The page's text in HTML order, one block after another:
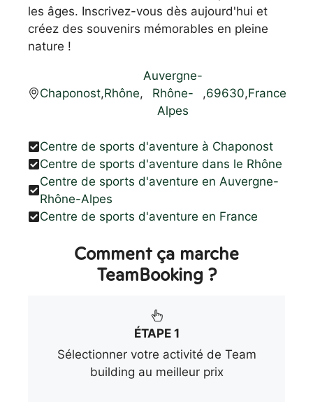
les âges. Inscrivez-vous dès aujourd'hui et
créez des souvenirs mémorables en pleine
nature !
Chaponost,Rhône,
Auvergne-
Rhône-
Alpes
,69630,France
Centre de sports d'aventure à Chaponost
Centre de sports d'aventure dans le Rhône
Centre de sports d'aventure en Auvergne-
Rhône-Alpes
Centre de sports d'aventure en France
Comment ça marche
TeamBooking ?
ÉTAPE 1
Sélectionner votre activité de Team
building au meilleur prix